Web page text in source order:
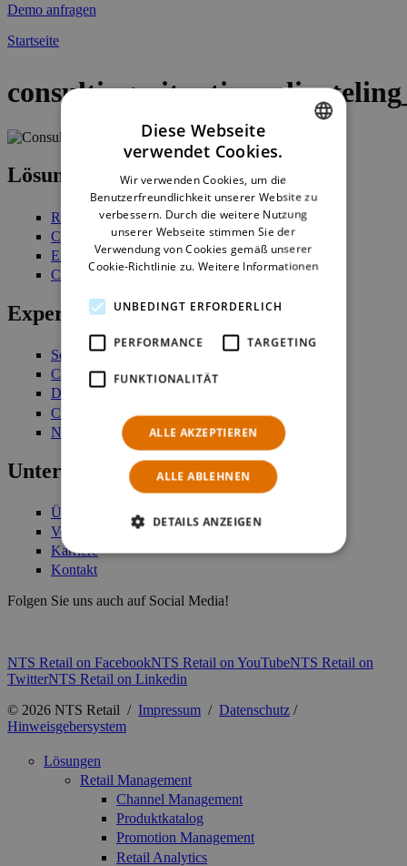
Demo anfragen
Startseite
Lösungen
Retail Management
Customer Engagement
Enterprise Stock Management
Commerce Platform
Expertise
Services
Case Studies
Demo anfordern
Customer Login
Newsletter
Unternehmen
Über uns
Verantwortung
Karriere
Kontakt
Folgen Sie uns auch auf Social Media!
NTS Retail on FacebookNTS Retail on YouTubeNTS Retail on
TwitterNTS Retail on Linkedin
© 2026 NTS Retail / Impressum / Datenschutz /
Hinweisgebersystem
Lösungen
Retail Management
Channel Management
Produktkatalog
Promotion Management
Retail Analytics
ENGLISH
GERMAN
Diese Webseite
verwendet Cookies.
Wir verwenden Cookies, um die
Benutzerfreundlichkeit unserer Website zu
verbessern. Durch die weitere Nutzung
unserer Webseite stimmen Sie der
Verwendung von Cookies gemäß unserer
Cookie-Richtlinie zu. Weitere Informationen
UNBEDINGT ERFORDERLICH
PERFORMANCE TARGETING
FUNKTIONALITÄT
ALLE AKZEPTIEREN
ALLE ABLEHNEN
DETAILS ANZEIGEN